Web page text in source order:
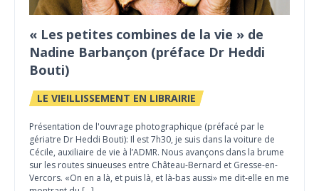
« Les petites combines de la vie » de
Nadine Barbançon (préface Dr Heddi
Bouti)
LE VIEILLISSEMENT EN LIBRAIRIE
Présentation de l'ouvrage photographique (préfacé par le
gériatre Dr Heddi Bouti): Il est 7h30, je suis dans la voiture de
Cécile, auxiliaire de vie à l’ADMR. Nous avançons dans la brume
sur les routes sinueuses entre Château-Bernard et Gresse-en-
Vercors. «On en a là, et puis là, et là-bas aussi» me dit-elle en me